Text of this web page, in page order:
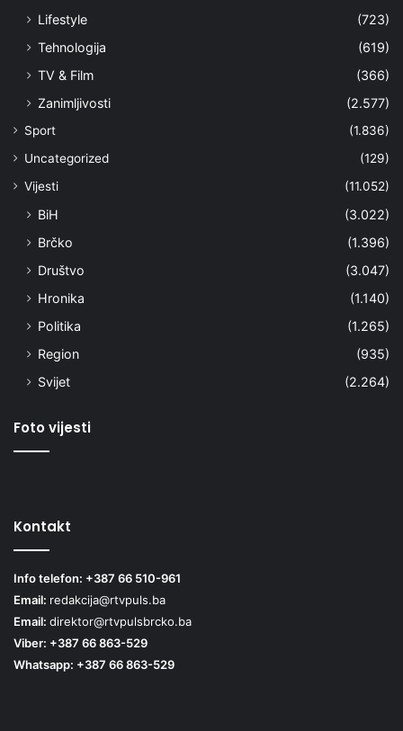
Lifestyle
(723)
Tehnologija
(619)
TV & Film
(366)
Zanimljivosti
(2.577)
Sport
(1.836)
Uncategorized
(129)
Vijesti
(11.052)
BiH
(3.022)
Brčko
(1.396)
Društvo
(3.047)
Hronika
(1.140)
Politika
(1.265)
Region
(935)
Svijet
(2.264)
Foto vijesti
Kontakt
Info telefon: +387 66 510-961
Email: redakcija@rtvpuls.ba
Email: direktor@rtvpulsbrcko.ba
Viber: +387 66 863-529
Whatsapp: +387 66 863-529